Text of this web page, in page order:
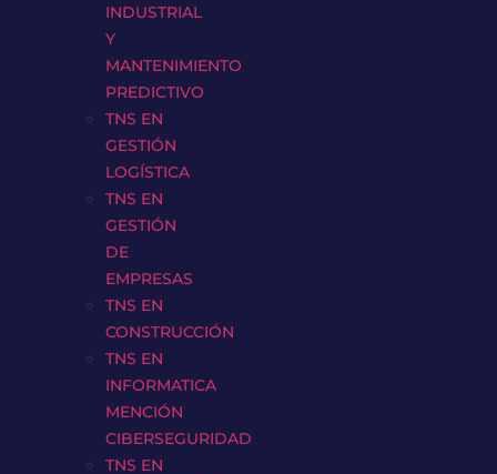
INDUSTRIAL
Y
MANTENIMIENTO
PREDICTIVO
TNS EN
GESTIÓN
LOGÍSTICA
TNS EN
GESTIÓN
DE
EMPRESAS
TNS EN
CONSTRUCCIÓN
TNS EN
INFORMATICA
MENCIÓN
CIBERSEGURIDAD
TNS EN